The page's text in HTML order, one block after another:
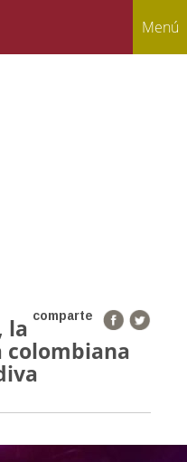
Menú
comparte
la